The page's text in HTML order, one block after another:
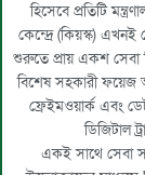
হিসেবে প্রতিটি
কেন্দ্রে (কিয়স্ক) এখনই
শুরুতে প্রায় একশ সেবা
বিশেষ সহকারী ফয়েজ
ফ্রেইমওয়ার্ক এবং
ডিজিটাল
একই সাথে সেবা